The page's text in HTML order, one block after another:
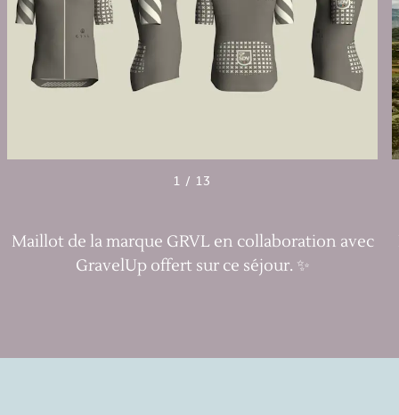
1 / 13
Maillot de la marque GRVL en collaboration avec
GravelUp offert sur ce séjour. ✨